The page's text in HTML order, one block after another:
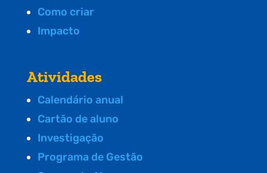
Como criar
Impacto
Atividades
Calendário anual
Cartão de aluno
Investigação
Programa de Gestão